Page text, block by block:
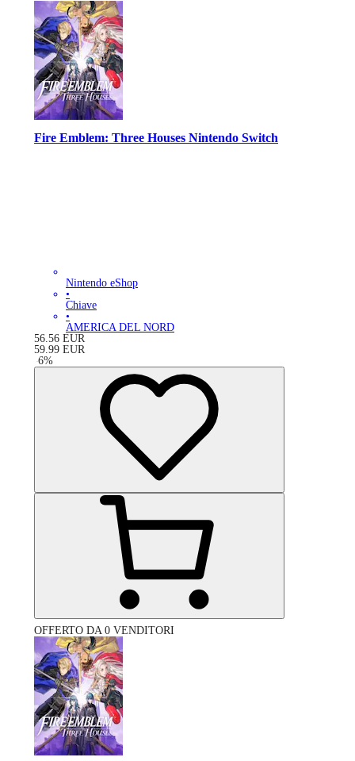
Fire Emblem: Three Houses Nintendo Switch
Nintendo eShop
•
Chiave
•
AMERICA DEL NORD
56.56 EUR
59.99 EUR
-6%
OFFERTO DA 0 VENDITORI